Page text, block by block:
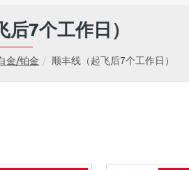
金/铂金 顺丰线（起飞后7个工作日）
后7个工作日）